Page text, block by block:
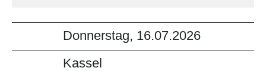
Donnerstag, 16.07.2026
Kassel